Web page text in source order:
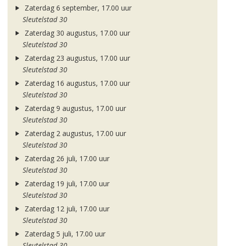
Zaterdag 6 september, 17.00 uur
Sleutelstad 30
Zaterdag 30 augustus, 17.00 uur
Sleutelstad 30
Zaterdag 23 augustus, 17.00 uur
Sleutelstad 30
Zaterdag 16 augustus, 17.00 uur
Sleutelstad 30
Zaterdag 9 augustus, 17.00 uur
Sleutelstad 30
Zaterdag 2 augustus, 17.00 uur
Sleutelstad 30
Zaterdag 26 juli, 17.00 uur
Sleutelstad 30
Zaterdag 19 juli, 17.00 uur
Sleutelstad 30
Zaterdag 12 juli, 17.00 uur
Sleutelstad 30
Zaterdag 5 juli, 17.00 uur